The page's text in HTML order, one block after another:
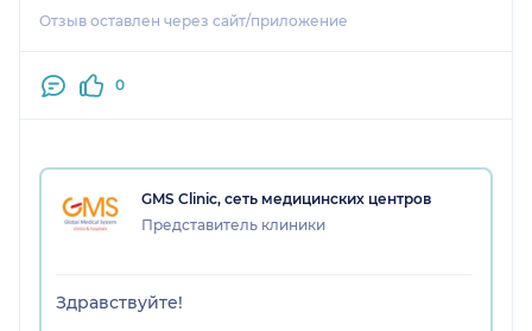
Причинили сильные эмоциональные
убили надежду на следующих деток.
убедительно, отвечали быстро и были всегда на
связи. Сказали, что такой случай за все время был
один, но быстро предоставили тоже количество
На 3 день было только 2 клетки годного качества.
На 4 день выжила чудом одна!!! Поэтому перенос
Отзыв оставлен через сайт/приложение
0
GMS Clinic, сеть медицинских центров
Представитель клиники
Здравствуйте!